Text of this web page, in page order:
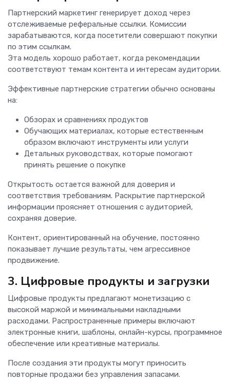
Партнерский маркетинг генерирует доход через
отслеживаемые реферальные ссылки. Комиссии
зарабатываются, когда посетители совершают покупки
по этим ссылкам.
Эта модель хорошо работает, когда рекомендации
соответствуют темам контента и интересам аудитории.
Эффективные партнерские стратегии обычно основаны
на:
Обзорах и сравнениях продуктов
Обучающих материалах, которые естественным
образом включают инструменты или услуги
Детальных руководствах, которые помогают
принять решение о покупке
Открытость остается важной для доверия и
соответствия требованиям. Раскрытие партнерской
информации проясняет отношения с аудиторией,
сохраняя доверие.
Контент, ориентированный на обучение, постоянно
показывает лучшие результаты, чем агрессивное
продвижение.
3. Цифровые продукты и загрузки
Цифровые продукты предлагают монетизацию с
высокой маржой и минимальными накладными
расходами. Распространенные примеры включают
электронные книги, шаблоны, онлайн-курсы, программное
обеспечение или креативные материалы.
После создания эти продукты могут приносить
повторные продажи без управления запасами.